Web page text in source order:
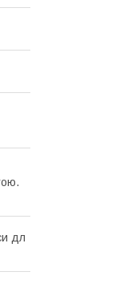
дл